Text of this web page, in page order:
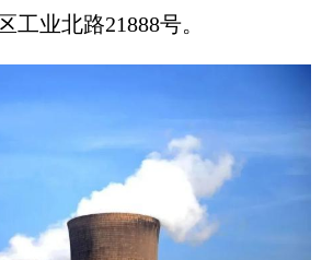
工业北路21888号。